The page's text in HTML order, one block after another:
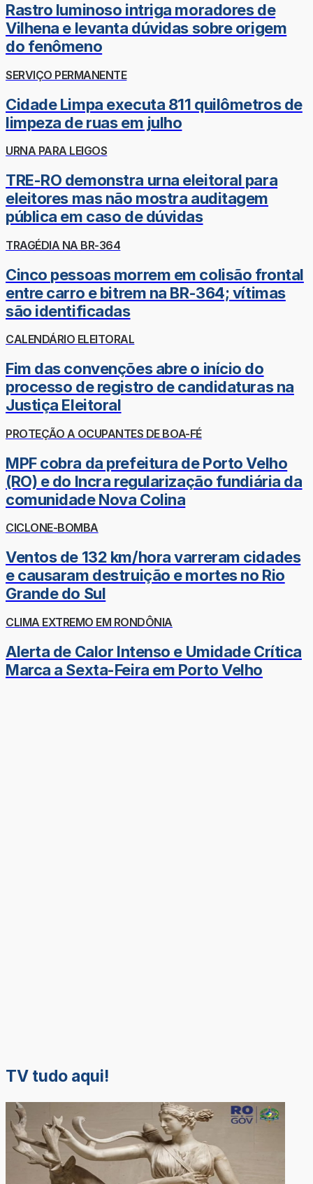
Rastro luminoso intriga moradores de
Vilhena e levanta dúvidas sobre origem
do fenômeno
SERVIÇO PERMANENTE
Cidade Limpa executa 811 quilômetros de
limpeza de ruas em julho
URNA PARA LEIGOS
TRE-RO demonstra urna eleitoral para
eleitores mas não mostra auditagem
pública em caso de dúvidas
TRAGÉDIA NA BR-364
Cinco pessoas morrem em colisão frontal
entre carro e bitrem na BR-364; vítimas
são identificadas
CALENDÁRIO ELEITORAL
Fim das convenções abre o início do
processo de registro de candidaturas na
Justiça Eleitoral
PROTEÇÃO A OCUPANTES DE BOA-FÉ
MPF cobra da prefeitura de Porto Velho
(RO) e do Incra regularização fundiária da
comunidade Nova Colina
CICLONE-BOMBA
Ventos de 132 km/hora varreram cidades
e causaram destruição e mortes no Rio
Grande do Sul
CLIMA EXTREMO EM RONDÔNIA
Alerta de Calor Intenso e Umidade Crítica
Marca a Sexta-Feira em Porto Velho
TV tudo aqui!